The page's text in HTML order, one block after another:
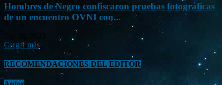
Hombres de Negro confiscaron pruebas fotográficas
de un encuentro OVNI con...
Sep 26, 2023
Cargar más
RECOMENDACIONES DEL EDITOR